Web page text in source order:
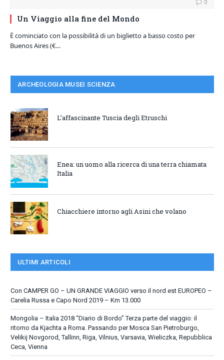
0
Un Viaggio alla fine del Mondo
È cominciato con la possibilità di un biglietto a basso costo per
Buenos Aires (€…
ARCHEOLOGIA MUSEI SCIENZA
L’affascinante Tuscia degli Etruschi
Enea: un uomo alla ricerca di una terra chiamata
Italia
Chiacchiere intorno agli Asini che volano
ULTIMI ARTICOLI
Con CAMPER GO – UN GRANDE VIAGGIO verso il nord est EUROPEO –
Carelia Russa e Capo Nord 2019 – Km 13.000
Mongolia – Italia 2018 “Diario di Bordo” Terza parte del viaggio: il
ritorno da Kjachta a Roma. Passando per Mosca San Pietroburgo,
Velikij Novgorod, Tallinn, Riga, Vilnius, Varsavia, Wieliczka, Repubblica
Ceca, Vienna